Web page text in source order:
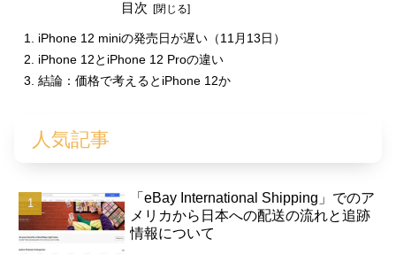
目次
iPhone 12 miniの発売日が遅い（11月13日）
iPhone 12とiPhone 12 Proの違い
結論：価格で考えるとiPhone 12か
人気記事
「eBay International Shipping」でのア
メリカから日本への配送の流れと追跡
情報について